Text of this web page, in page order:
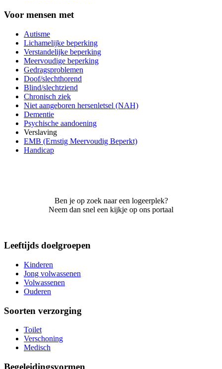
Voor mensen met
Autisme
Lichamelijke beperking
Verstandelijke beperking
Meervoudige beperking
Gedragsproblemen
Doof/slechthorend
Blind/slechtziend
Chronisch ziek
Niet aangeboren hersenletsel (NAH)
Dementie
Psychische aandoening
Verslaving
EMB (Ernstig Meervoudig Beperkt)
Handicap
Ben je op zoek naar een logeerplek?
Neem dan snel een kijkje op ons portaal
Leeftijds doelgroepen
Kinderen
Jong volwassenen
Volwassenen
Ouderen
Soorten verzorging
Toilet
Verschoning
Medisch
Begeleidingsvormen